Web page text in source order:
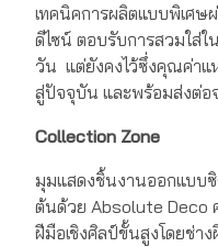
เทคนิคการผลิตแบบพิเศษ
ดีไซน์ ตอบรับการสวมใส่
วัน แต่ยังคงไว้ซึ่งคุณค่าแ
สู่ปัจจุบัน และพร้อมส่งต่อ
Collection Zone
มุมแสดงชิ้นงานออกแบบซิ
ต้นด้วย Absolute Deco
ฝีมือเชิงศิลป์ขั้นสูงโดยช่